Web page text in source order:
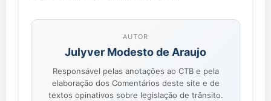
AUTOR
Julyver Modesto de Araujo
Responsável pelas anotações ao CTB e pela
elaboração dos Comentários deste site e de
textos opinativos sobre legislação de trânsito.